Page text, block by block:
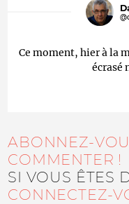
Ce moment, hier à la
écrasé
ABONNEZ-
COMMENTER !
SI VOUS ÊTES
CONNECTEZ-